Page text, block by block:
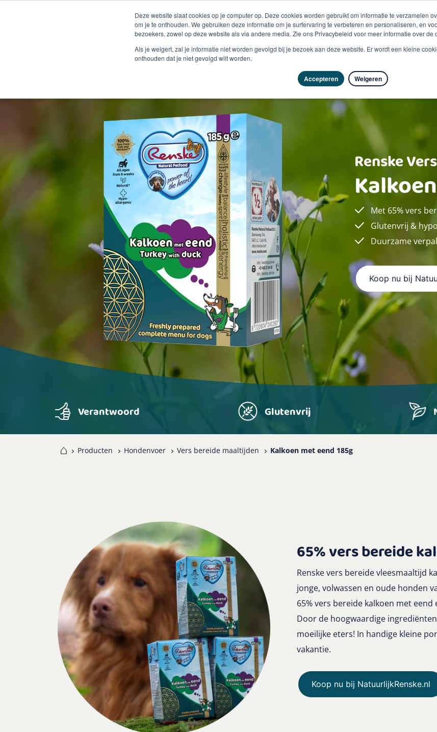
Deze website slaat cookies op je computer op. Deze cookies worden gebruikt om informatie te verzamelen
om je te onthouden. We gebruiken deze informatie om je surfervaring te verbeteren en personaliseren, en
bezoekers, zowel op deze website als via andere media. Zie ons Privacybeleid voor meer informatie over de
Als je weigert, zal je informatie niet worden gevolgd bij je bezoek aan deze website. Er wordt een kleine
onthouden dat je niet gevolgd wilt worden.
Accepteren Weigeren
Producten Vragen & advies Kennisbank
Renske
Met 65% vers
Glutenvrij &
Duurzame
Koop nu bij
Verantwoord Glutenvrij
Producten Hondenvoer Vers bereide maaltijden Kalkoen met eend 185g
65% vers bereide
Renske vers bereide vleesmaaltijd
jonge, volwassen en oude honden
65% vers bereide kalkoen met
Door de hoogwaardige
moeilijke eters! In handige kleine
vakantie.
Koop nu bij NatuurlijkRenske.nl